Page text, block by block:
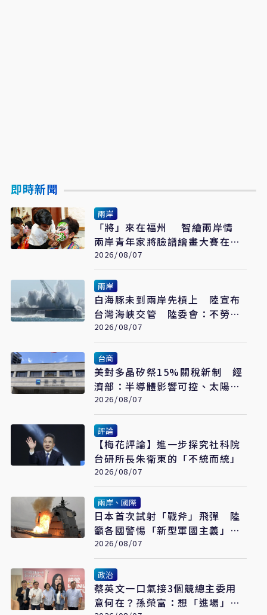
即時新聞
兩岸
「將」來在福州 智繪兩岸情
兩岸青年家將臉譜繪畫大賽在福
州開幕
2026/08/07
兩岸
白海豚未到兩岸先槓上 陸宣布
台灣海峽交管 陸委會：不勞費
心
2026/08/07
台商
美對多晶矽祭15%關稅新制 經
濟部：半導體影響可控、太陽能
產業衝擊有限
2026/08/07
評論
【梅花評論】進一步探究社科院
台研所長朱衛東的「不統而統」
2026/08/07
兩岸、國際
日本首次試射「戰斧」飛彈 陸
籲各國警惕「新型軍國主義」發
展
2026/08/07
政治
蔡英文一口氣接3個競總主委用
意何在？孫榮富：想「進場」接